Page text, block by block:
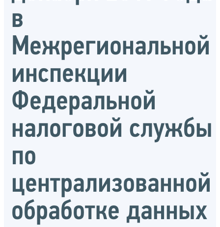
в
Межрегиональной
инспекции
Федеральной
налоговой службы
по
централизованной
обработке данных